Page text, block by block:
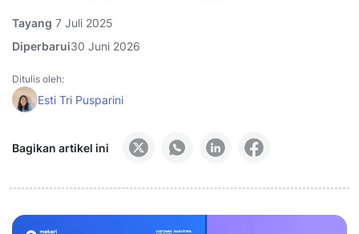
Tayang 7 Juli 2025
Diperbarui30 Juni 2026
Ditulis oleh:
Esti Tri Pusparini
Bagikan artikel ini